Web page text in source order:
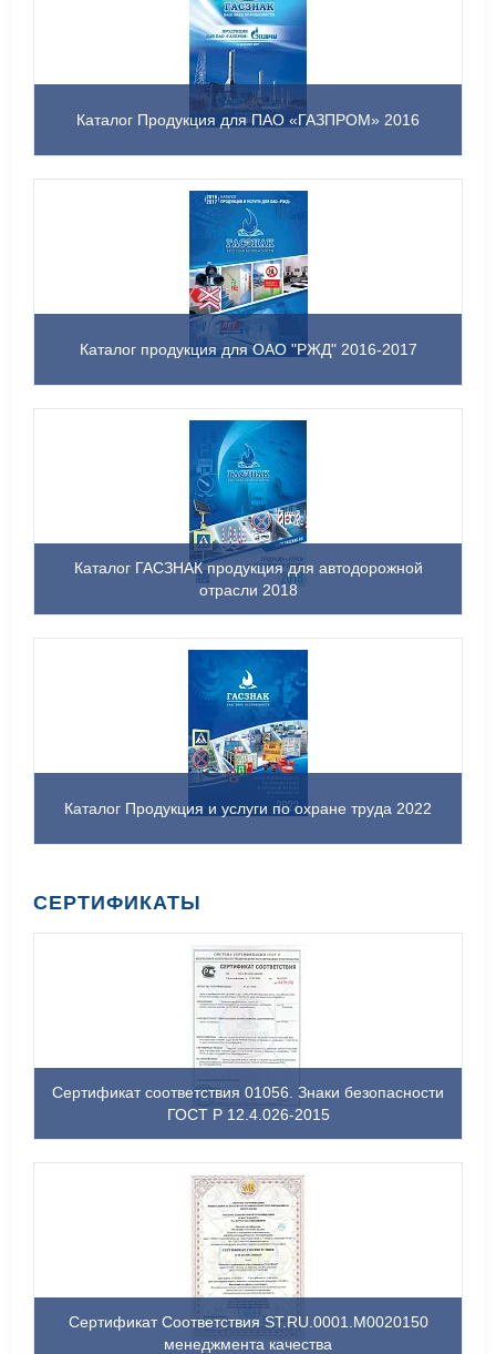
Каталог Продукция для ПАО «ГАЗПРОМ» 2016
Каталог продукция для ОАО "РЖД" 2016-2017
Каталог ГАСЗНАК продукция для автодорожной
отрасли 2018
Каталог Продукция и услуги по охране труда 2022
СЕРТИФИКАТЫ
Сертификат соответствия 01056. Знаки безопасности
ГОСТ Р 12.4.026-2015
Сертификат Соответствия ST.RU.0001.M0020150
менеджмента качества